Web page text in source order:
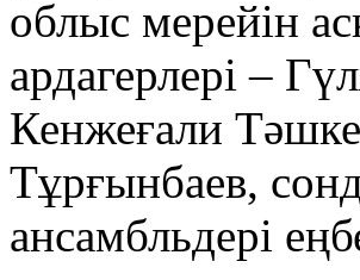
облыс мерейін
ардагерлері –
Кенжеғали
Тұрғынбаев,
ансамбльдері